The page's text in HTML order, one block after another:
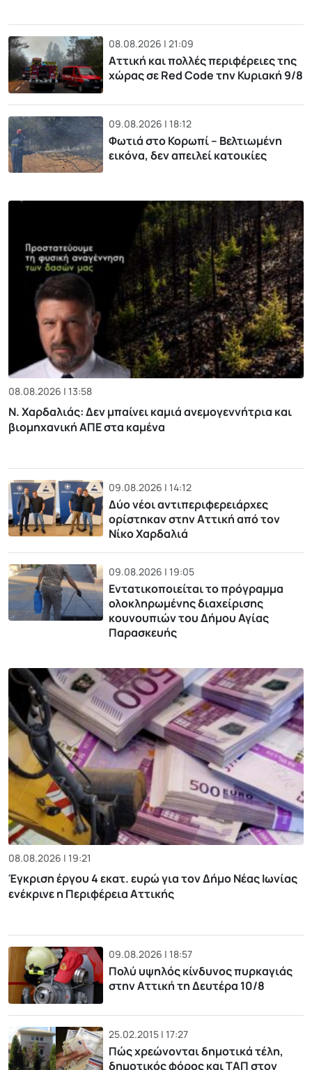
08.08.2026 | 21:09
Αττική και πολλές περιφέρειες της
χώρας σε Red Code την Κυριακή 9/8
09.08.2026 | 18:12
Φωτιά στο Κορωπί – Βελτιωμένη
εικόνα, δεν απειλεί κατοικίες
08.08.2026 | 13:58
Ν. Χαρδαλιάς: Δεν μπαίνει καμιά ανεμογεννήτρια και
βιομηχανική ΑΠΕ στα καμένα
09.08.2026 | 14:12
Δύο νέοι αντιπεριφερειάρχες
ορίστηκαν στην Αττική από τον
Νίκο Χαρδαλιά
09.08.2026 | 19:05
Εντατικοποιείται το πρόγραμμα
ολοκληρωμένης διαχείρισης
κουνουπιών του Δήμου Αγίας
Παρασκευής
08.08.2026 | 19:21
Έγκριση έργου 4 εκατ. ευρώ για τον Δήμο Νέας Ιωνίας
ενέκρινε η Περιφέρεια Αττικής
09.08.2026 | 18:57
Πολύ υψηλός κίνδυνος πυρκαγιάς
στην Αττική τη Δευτέρα 10/8
25.02.2015 | 17:27
Πώς χρεώνονται δημοτικά τέλη,
δημοτικός φόρος και ΤΑΠ στον